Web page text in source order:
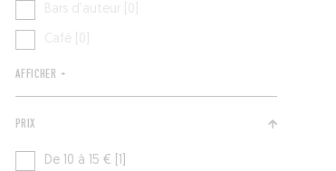
Bars d’auteur [0]
Café [0]
AFFICHER +
PRIX
De 10 à 15 € [1]